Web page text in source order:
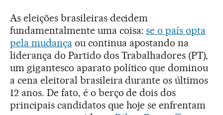
As eleições brasileiras decidem
fundamentalmente uma coisa:se o país opta
pela mudançaou continua apostando na
liderança do Partido dos Trabalhadores (PT),
um gigantesco aparato político que dominou
a cena eleitoral brasileira durante os últimos
12 anos. De fato, é o berço de dois dos
principais candidatos que hoje se enfrentam